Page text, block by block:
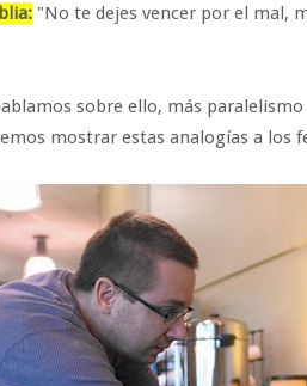
"No te dejes vencer por el mal,
sobre ello, más
mostrar estas analogías a los